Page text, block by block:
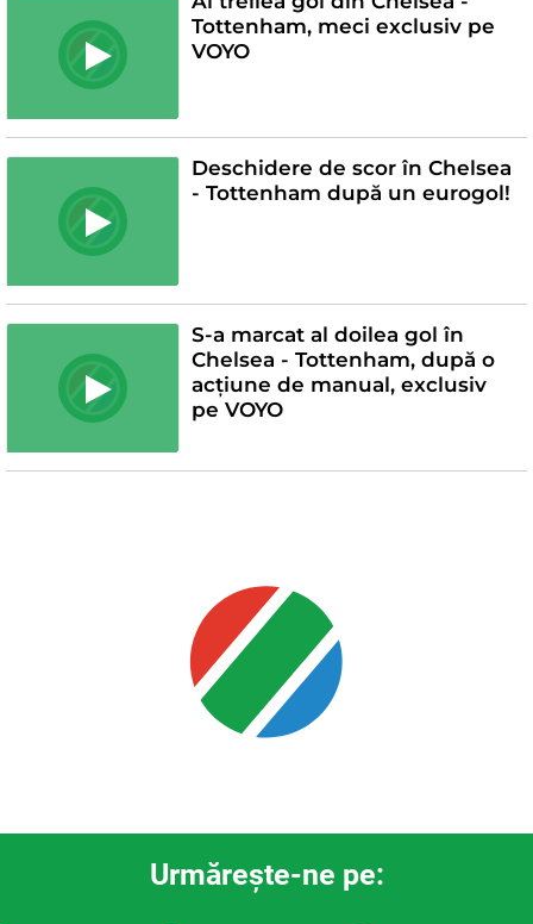
Tottenham, meci exclusiv pe
VOYO
Deschidere de scor în Chelsea
- Tottenham după un eurogol!
S-a marcat al doilea gol în
Chelsea - Tottenham, după o
acțiune de manual, exclusiv
pe VOYO
Urmăreşte-ne pe: